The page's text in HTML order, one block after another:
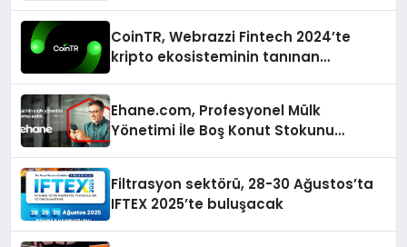
CoinTR, Webrazzi Fintech 2024’te
kripto ekosisteminin tanınan
Ehane.com, Profesyonel Mülk
Yönetimi İle Boş Konut Stokunu
Filtrasyon sektörü, 28-30 Ağustos’ta
IFTEX 2025’te buluşacak